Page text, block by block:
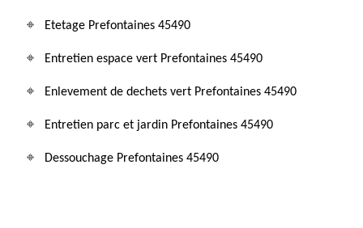
Etetage Prefontaines 45490
Entretien espace vert Prefontaines 45490
Enlevement de dechets vert Prefontaines 45490
Entretien parc et jardin Prefontaines 45490
Dessouchage Prefontaines 45490